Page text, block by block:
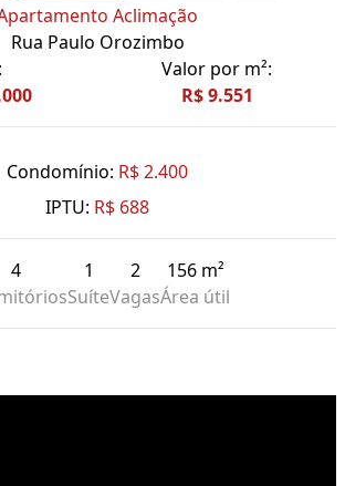
Aclimação
Rua Paulo Orozimbo
Valor por m²:
R$ 9.551
Condomínio: R$ 2.400
IPTU: R$ 688
4
1
Suíte
2
Vagas
156 m²
Área útil